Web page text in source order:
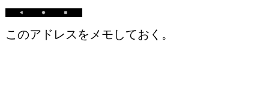
このアドレスをメモしておく。